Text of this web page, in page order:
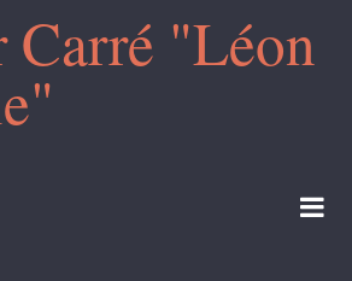
Carré "Léon